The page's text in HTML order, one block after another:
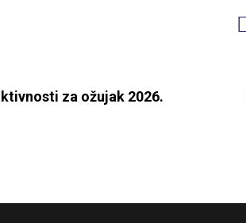
za ožujak 2026.